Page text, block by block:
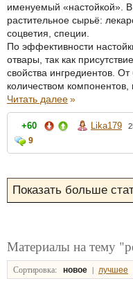
именуемый «настойкой».
растительное сырьё:
соцветия, специи.
По эффективности
отвары, так как
свойства ингредиентов.
количеством компонентов,
Читать далее»
+60 Lika179
9
Материалы на тему
Сортировка: новое | лучшее